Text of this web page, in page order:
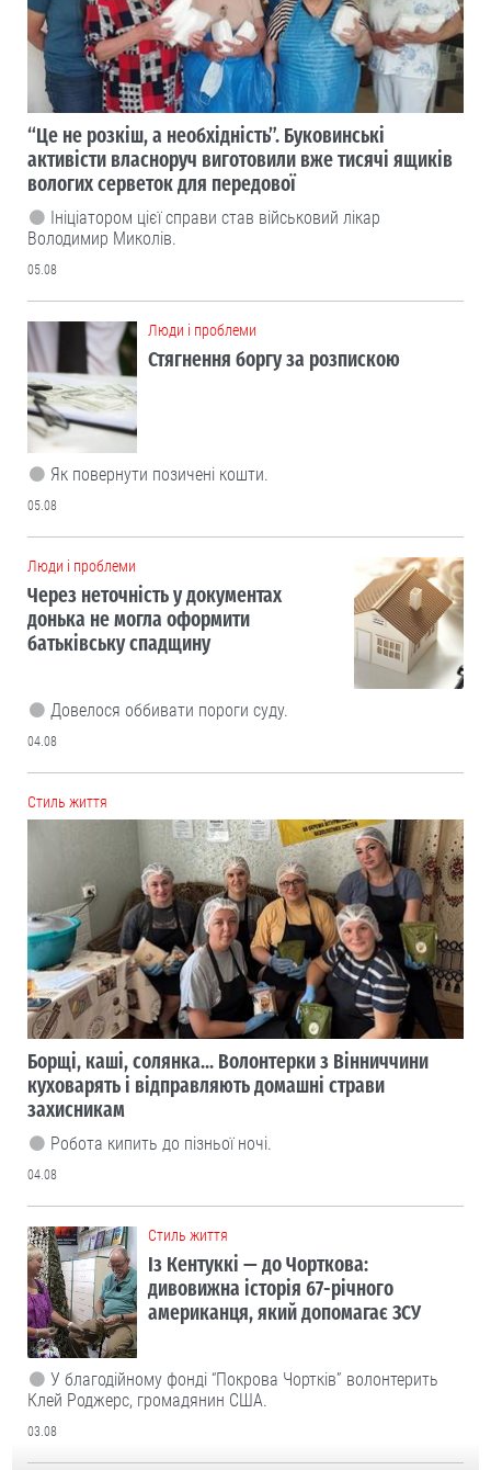
“Це не розкіш, а необхідність”. Буковинські
активісти власноруч виготовили вже тисячі ящиків
вологих серветок для передової
Ініціатором цієї справи став військовий лікар
Володимир Миколів.
05.08
Люди і проблеми
Стягнення боргу за розпискою
Як повернути позичені кошти.
05.08
Люди і проблеми
Через неточність у документах
донька не могла оформити
батьківську спадщину
Довелося оббивати пороги суду.
04.08
Cтиль життя
Борщі, каші, солянка... Волонтерки з Вінниччини
куховарять і відправляють домашні страви
захисникам
Робота кипить до пізньої ночі.
04.08
Cтиль життя
Із Кентуккі — до Чорткова:
дивовижна історія 67-річного
американця, який допомагає ЗСУ
У благодійному фонді “Покрова Чортків” волонтерить
Клей Роджерс, громадянин США.
03.08